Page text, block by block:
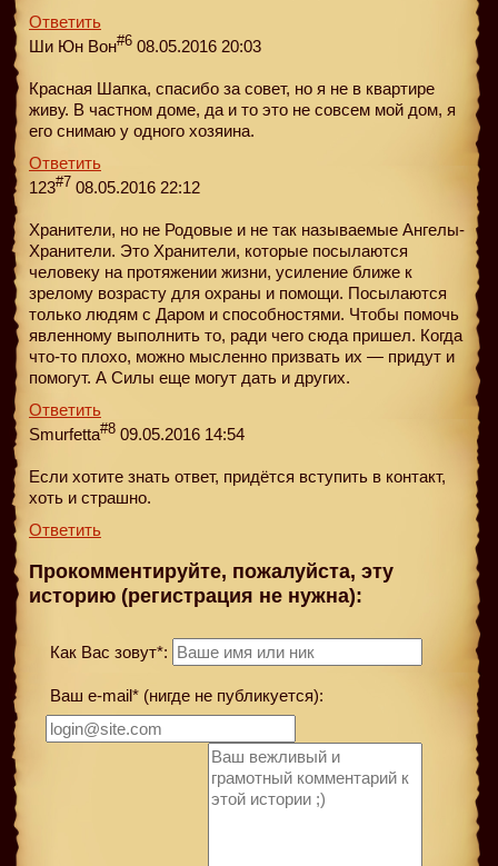
Ответить
Ши Юн Вон#6 08.05.2016 20:03
Красная Шапка, спасибо за совет, но я не в квартире
живу. В частном доме, да и то это не совсем мой дом, я
его снимаю у одного хозяина.
Ответить
123#7 08.05.2016 22:12
Хранители, но не Родовые и не так называемые Ангелы-
Хранители. Это Хранители, которые посылаются
человеку на протяжении жизни, усиление ближе к
зрелому возрасту для охраны и помощи. Посылаются
только людям с Даром и способностями. Чтобы помочь
явленному выполнить то, ради чего сюда пришел. Когда
что-то плохо, можно мысленно призвать их — придут и
помогут. А Силы еще могут дать и других.
Ответить
Smurfetta#8 09.05.2016 14:54
Если хотите знать ответ, придётся вступить в контакт,
хоть и страшно.
Ответить
Прокомментируйте, пожалуйста, эту
историю (регистрация не нужна):
Как Вас зовут*:
Ваш e-mail* (нигде не публикуется):